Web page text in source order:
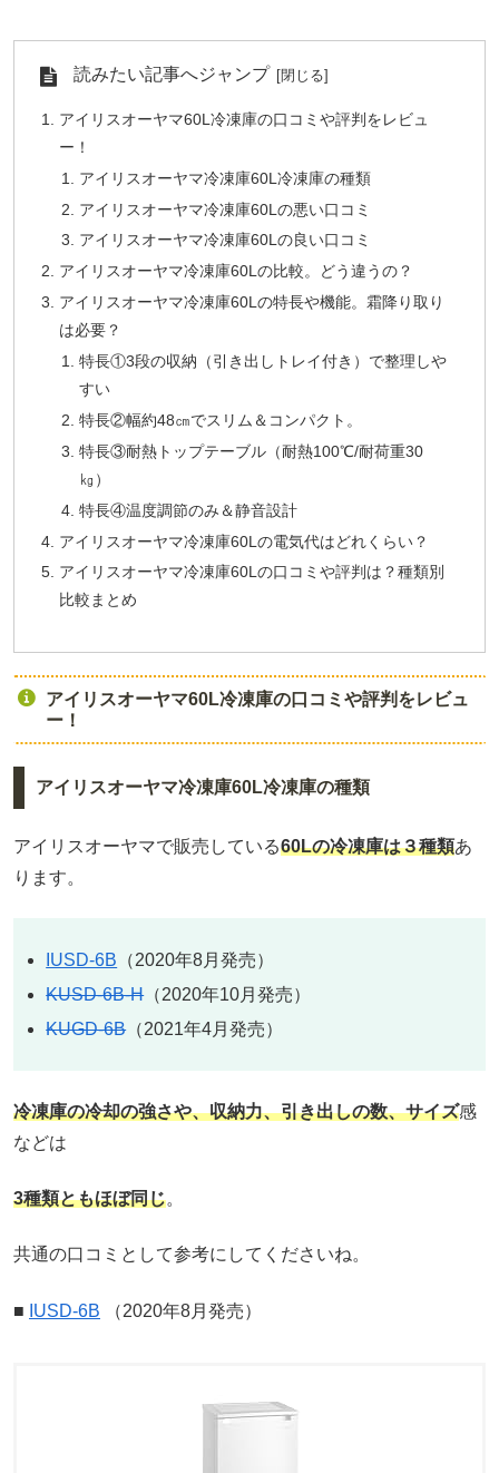
読みたい記事へジャンプ
アイリスオーヤマ60L冷凍庫の口コミや評判をレビュ
ー！
アイリスオーヤマ冷凍庫60L冷凍庫の種類
アイリスオーヤマ冷凍庫60Lの悪い口コミ
アイリスオーヤマ冷凍庫60Lの良い口コミ
アイリスオーヤマ冷凍庫60Lの比較。どう違うの？
アイリスオーヤマ冷凍庫60Lの特長や機能。霜降り取り
は必要？
特長①3段の収納（引き出しトレイ付き）で整理しや
すい
特長②幅約48㎝でスリム＆コンパクト。
特長③耐熱トップテーブル（耐熱100℃/耐荷重30
㎏）
特長④温度調節のみ＆静音設計
アイリスオーヤマ冷凍庫60Lの電気代はどれくらい？
アイリスオーヤマ冷凍庫60Lの口コミや評判は？種類別
比較まとめ
アイリスオーヤマ60L冷凍庫の口コミや評判をレビュ
ー！
アイリスオーヤマ冷凍庫60L冷凍庫の種類
アイリスオーヤマで販売している60Lの冷凍庫は３種類あ
ります。
IUSD-6B （2020年8月発売）
KUSD-6B-H（2020年10月発売）
KUGD-6B（2021年4月発売）
冷凍庫の冷却の強さや、収納力、引き出しの数、サイズ感
などは
3種類ともほぼ同じ。
共通の口コミとして参考にしてくださいね。
■ IUSD-6B （2020年8月発売）